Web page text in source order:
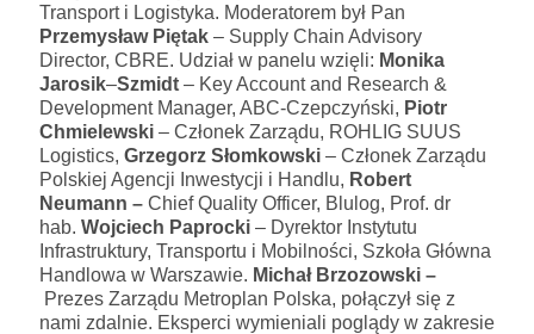
Transport i Logistyka. Moderatorem był Pan
Przemysław Piętak – Supply Chain Advisory
Director, CBRE. Udział w panelu wzięli: Monika
Jarosik–Szmidt – Key Account and Research &
Development Manager, ABC-Czepczyński, Piotr
Chmielewski – Członek Zarządu, ROHLIG SUUS
Logistics, Grzegorz Słomkowski – Członek Zarządu
Polskiej Agencji Inwestycji i Handlu, Robert
Neumann – Chief Quality Officer, Blulog, Prof. dr
hab. Wojciech Paprocki – Dyrektor Instytutu
Infrastruktury, Transportu i Mobilności, Szkoła Główna
Handlowa w Warszawie. Michał Brzozowski –
Prezes Zarządu Metroplan Polska, połączył się z
nami zdalnie. Eksperci wymieniali poglądy w zakresie